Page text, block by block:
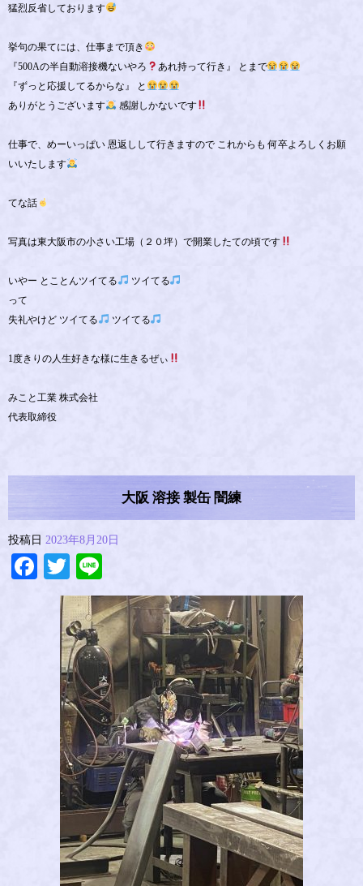
猛烈反省しております
挙句の果てには、仕事まで頂き
『500Aの半自動溶接機ないやろ
あれ持って行き』 とまで
『ずっと応援してるからな』 と
ありがとうございます
感謝しかないです
仕事で、めーいっぱい 恩返しして行きますので これからも 何卒よろしくお願
いいたします
てな話
写真は東大阪市の小さい工場（２０坪）で開業したての頃です
いやー とことんツイてる
ツイてる
って
失礼やけど ツイてる
ツイてる
1度きりの人生好きな様に生きるぜぃ
みこと工業 株式会社
代表取締役
大阪 溶接 製缶 闇練
投稿日 2023年8月20日
Facebook
Twitter